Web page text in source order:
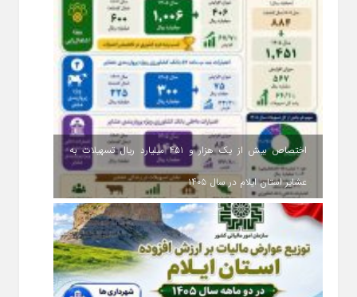
اختصاص بیش از یک هزار و ۴۵۱ میلیارد ریال تسهیلات به
عشایر استان ایلام در سال ۱۴۰۵